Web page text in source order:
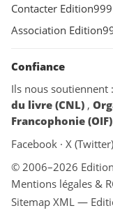
Contacter Edition999
Association
Confiance
Ils nous soutiennent :
du livre (CNL) ,
Francophonie (OIF)
Facebook · X (Twitter)
© 2006–2026
Mentions légales &
Sitemap XML —